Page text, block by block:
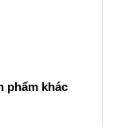
phẩm khác